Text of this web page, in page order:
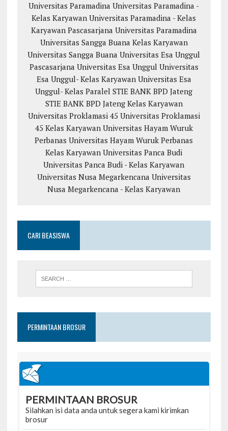
Universitas Paramadina Universitas Paramadina -
Kelas Karyawan Universitas Paramadina - Kelas
Karyawan Pascasarjana Universitas Paramadina
Universitas Sangga Buana Kelas Karyawan
Universitas Sangga Buana Universitas Esa Unggul
Pascasarjana Universitas Esa Unggul Universitas
Esa Unggul- Kelas Karyawan Universitas Esa
Unggul- Kelas Paralel STIE BANK BPD Jateng
STIE BANK BPD Jateng Kelas Karyawan
Universitas Proklamasi 45 Universitas Proklamasi
45 Kelas Karyawan Universitas Hayam Wuruk
Perbanas Universitas Hayam Wuruk Perbanas
Kelas Karyawan Universitas Panca Budi
Universitas Panca Budi - Kelas Karyawan
Universitas Nusa Megarkencana Universitas
Nusa Megarkencana - Kelas Karyawan
CARI BEASISWA
PERMINTAAN BROSUR